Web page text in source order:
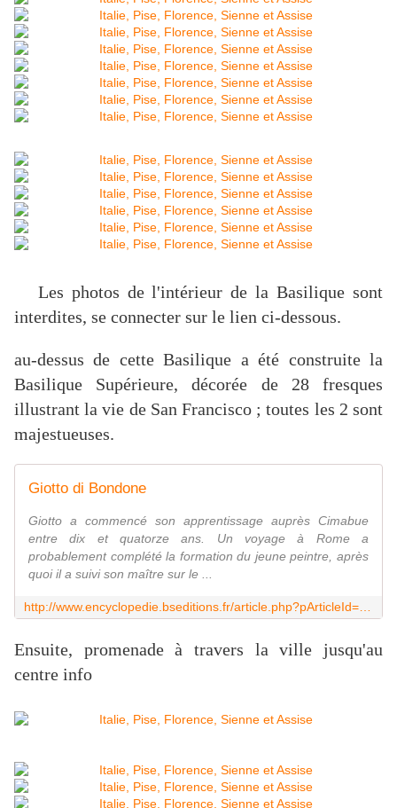
Les photos de l'intérieur de la Basilique sont
interdites, se connecter sur le lien ci-dessous.
au-dessus de cette Basilique a été construite la
Basilique Supérieure, décorée de 28 fresques
illustrant la vie de San Francisco ; toutes les 2 sont
majestueuses.
Giotto di Bondone
Giotto a commencé son apprentissage auprès Cimabue
entre dix et quatorze ans. Un voyage à Rome a
probablement complété la formation du jeune peintre, après
quoi il a suivi son maître sur le ...
Ensuite, promenade à travers la ville jusqu'au
centre info